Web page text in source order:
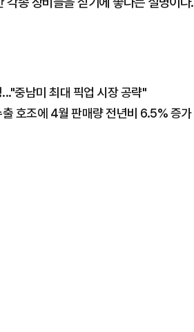
중남미 최대 픽업 시장 공략"
호조에 4월 판매량 전년비 6.5% 증가